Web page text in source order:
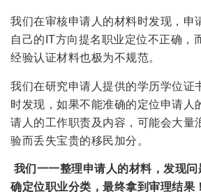
我们在审核申请人的材料时发现，申
自己的IT方向提名职业定位不正确，
经验认证材料也极为不规范。
我们在研究申请人提供的学历学位证
时发现，如果不能准确的定位申请人
请人的工作职责及内容，可能会大量
验而丢失宝贵的移民加分。
我们一一整理申请人的材料，发现
确定位职业分类，最终拿到审理结果